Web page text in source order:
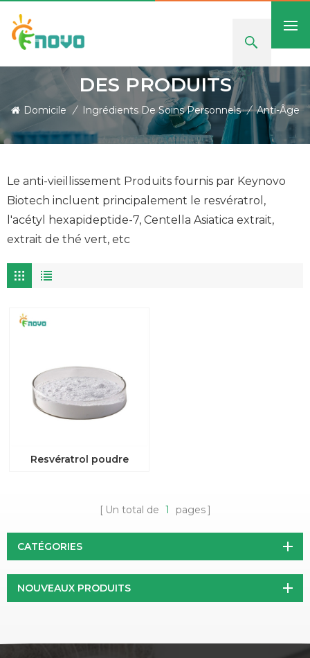
DES PRODUITS
Domicile / Ingrédients De Soins Personnels / Anti-Âge
Le anti-vieillissement Produits fournis par Keynovo
Biotech incluent principalement le resvératrol,
l'acétyl hexapideptide-7, Centella Asiatica extrait,
extrait de thé vert, etc
Resvératrol poudre
Un total de 1 pages
CATÉGORIES
NOUVEAUX PRODUITS